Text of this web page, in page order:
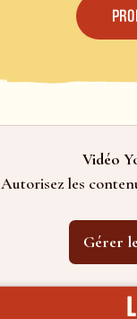
Vidéo
Autorisez les
Gérer